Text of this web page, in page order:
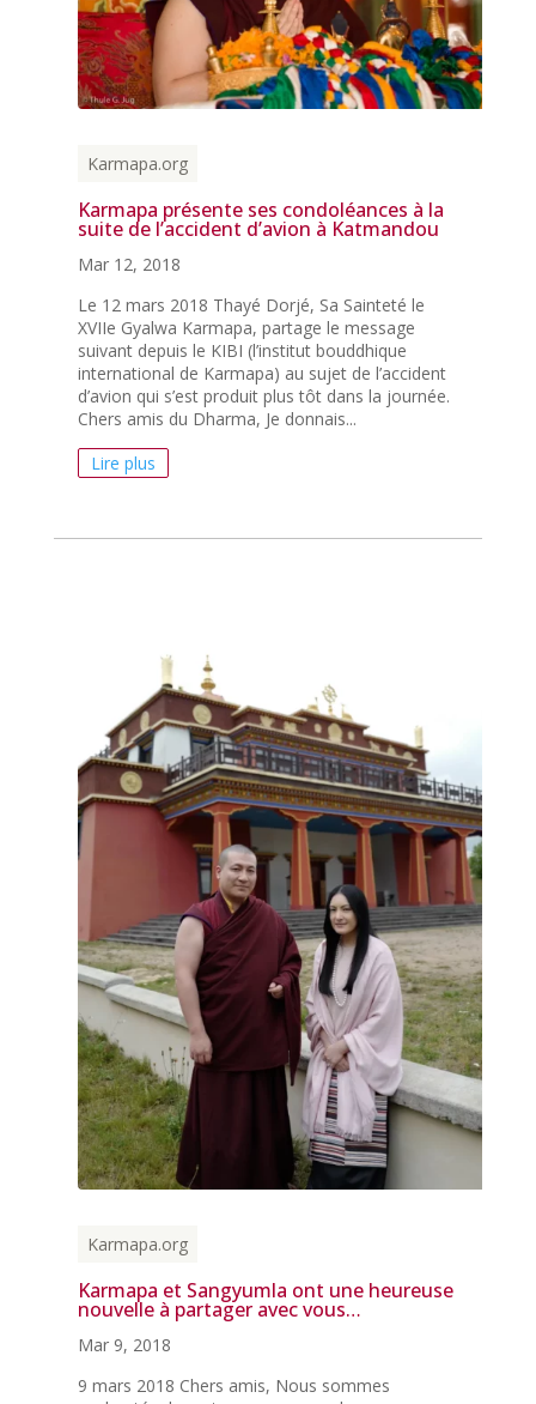
Karmapa.org
Karmapa présente ses condoléances à la
suite de l’accident d’avion à Katmandou
Mar 12, 2018
Le 12 mars 2018 Thayé Dorjé, Sa Sainteté le
XVIIe Gyalwa Karmapa, partage le message
suivant depuis le KIBI (l’institut bouddhique
international de Karmapa) au sujet de l’accident
d’avion qui s’est produit plus tôt dans la journée.
Chers amis du Dharma, Je donnais...
Lire plus
Karmapa.org
Karmapa et Sangyumla ont une heureuse
nouvelle à partager avec vous…
Mar 9, 2018
9 mars 2018 Chers amis, Nous sommes